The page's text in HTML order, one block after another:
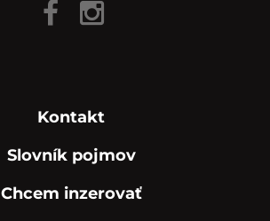
Kontakt
Slovník pojmov
Chcem inzerovať